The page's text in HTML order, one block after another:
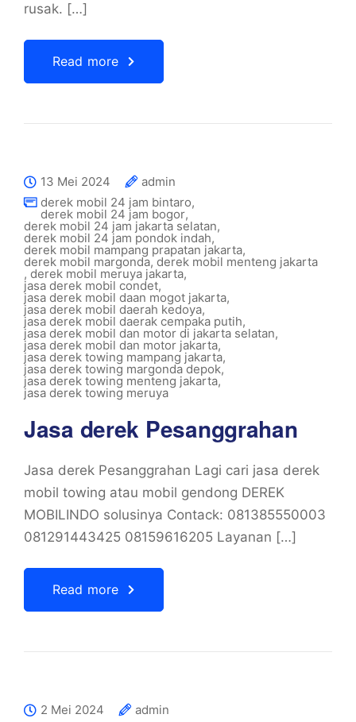
rusak. […]
Read more
13 Mei 2024
admin
derek mobil 24 jam bintaro,
derek mobil 24 jam bogor,
derek mobil 24 jam jakarta selatan,
derek mobil 24 jam pondok indah,
derek mobil mampang prapatan jakarta,
derek mobil margonda,derek mobil menteng jakarta
, derek mobil meruya jakarta,
jasa derek mobil condet,
jasa derek mobil daan mogot jakarta,
jasa derek mobil daerah kedoya,
jasa derek mobil daerak cempaka putih,
jasa derek mobil dan motor di jakarta selatan,
jasa derek mobil dan motor jakarta,
jasa derek towing mampang jakarta,
jasa derek towing margonda depok,
jasa derek towing menteng jakarta,
jasa derek towing meruya
Jasa derek Pesanggrahan
Jasa derek Pesanggrahan Lagi cari jasa derek
mobil towing atau mobil gendong DEREK
MOBILINDO solusinya Contack: 081385550003
081291443425 08159616205 Layanan […]
Read more
2 Mei 2024
admin